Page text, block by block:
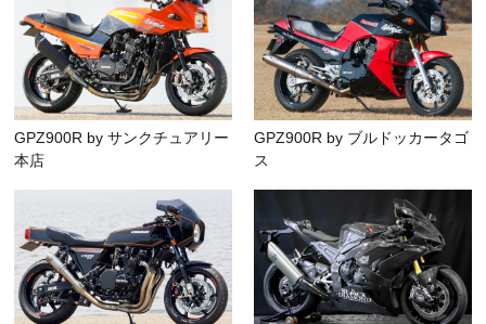
GPZ900R by サンクチュアリー
本店
GPZ900R by ブルドッカータゴ
ス